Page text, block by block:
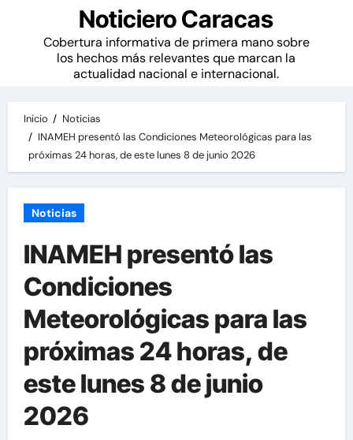
Noticiero Caracas
Cobertura informativa de primera mano sobre
los hechos más relevantes que marcan la
actualidad nacional e internacional.
Inicio
Noticias
INAMEH presentó las Condiciones Meteorológicas para las
próximas 24 horas, de este lunes 8 de junio 2026
Noticias
INAMEH presentó las
Condiciones
Meteorológicas para las
próximas 24 horas, de
este lunes 8 de junio
2026